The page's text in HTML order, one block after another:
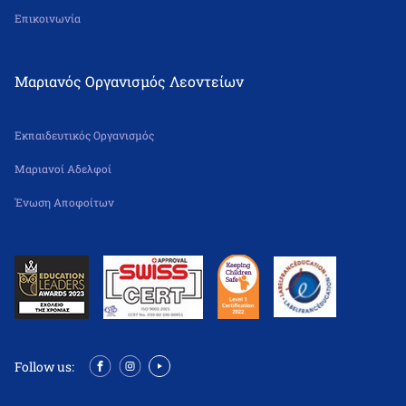
Επικοινωνία
Μαριανός Οργανισμός Λεοντείων
Εκπαιδευτικός Οργανισμός
Μαριανοί Αδελφοί
Ένωση Αποφοίτων
Follow us: